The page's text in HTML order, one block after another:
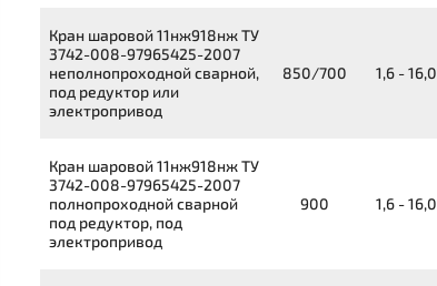
Кран шаровой11нж918нжТУ
3742-008-97965425-2007
неполнопроходной сварной,
под редуктор или
электропривод
850/700 1,6 - 16,0
Кран шаровой11нж918нжТУ
3742-008-97965425-2007
полнопроходной сварной
под редуктор, под
электропривод
900 1,6 - 16,0